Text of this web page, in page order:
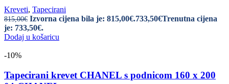
Kreveti, Tapecirani
815,00€ Izvorna cijena bila je: 815,00€.733,50€Trenutna cijena
je: 733,50€.
Dodaj u košaricu
-10%
Tapecirani krevet CHANEL s podnicom 160 x 200